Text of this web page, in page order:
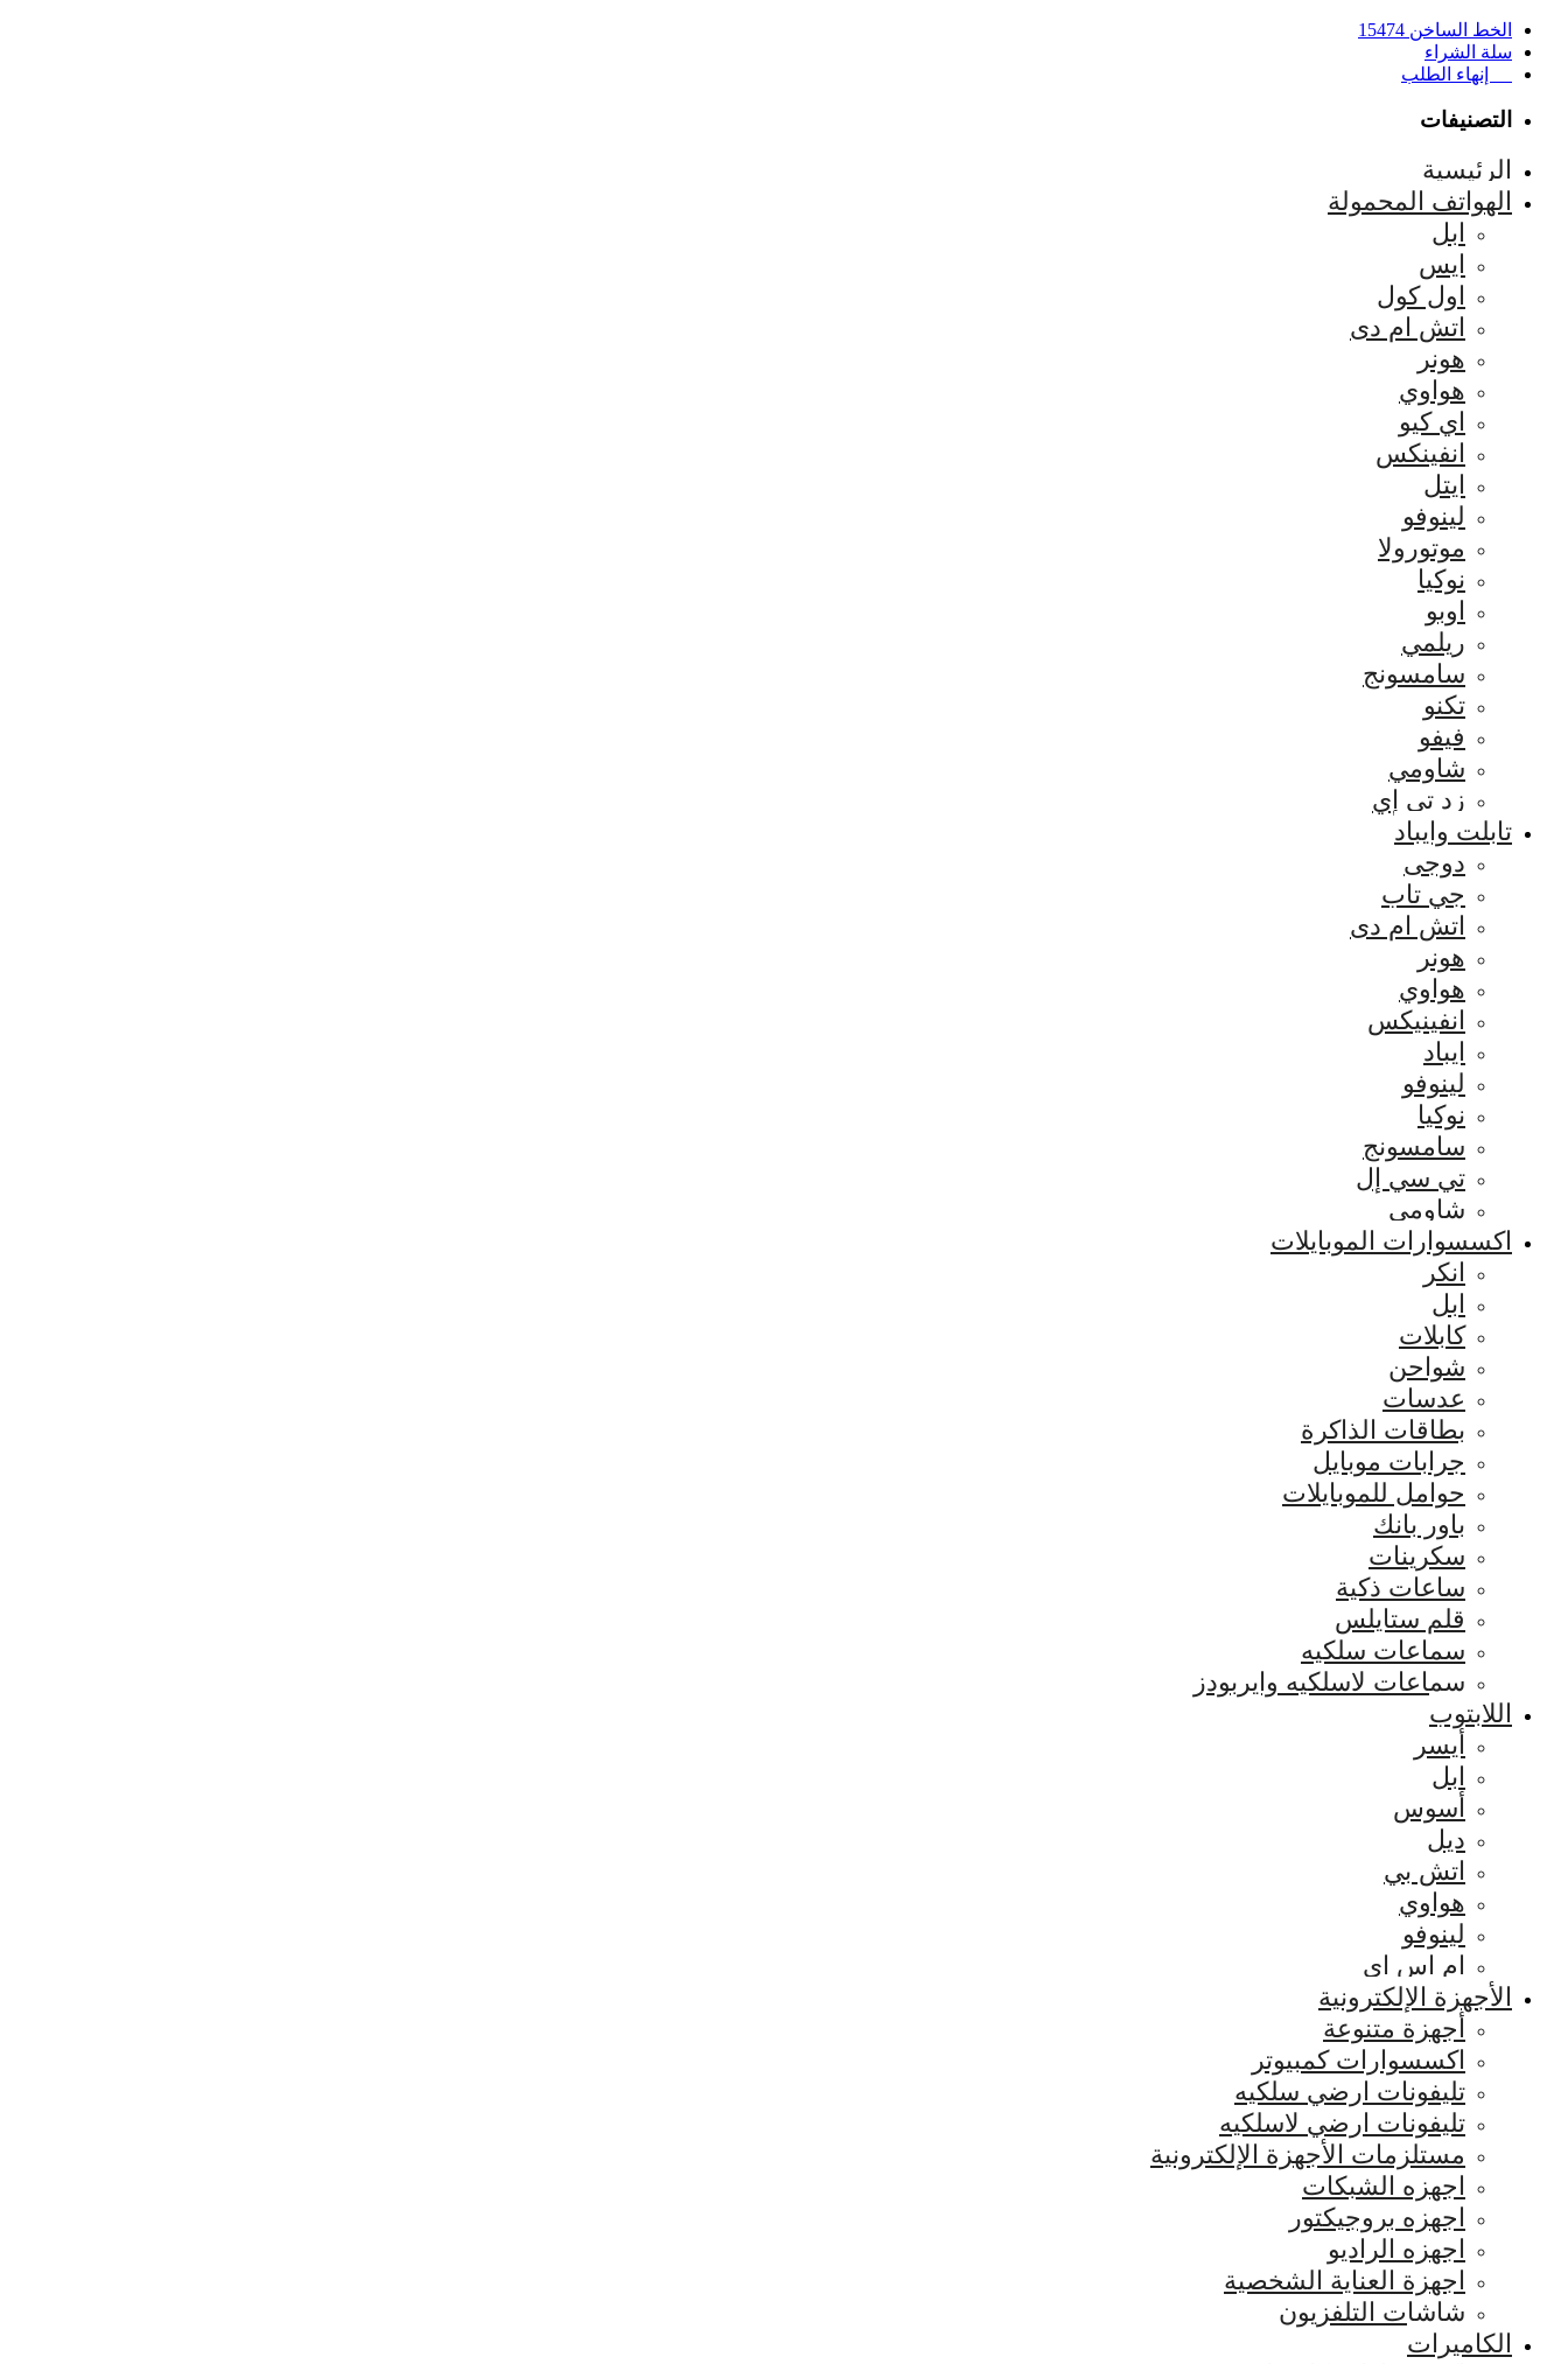
الخط الساخن 15474
سلة الشراء
إنهاء الطلب
التصنيفات
الرئيسية
الهواتف المحمولة
ابل
ايس
اول كول
اتش ام دى
هونر
هواوي
اي كيو
انفينكس
ايتل
لينوفو
موتورولا
نوكيا
اوبو
ريلمي
سامسونج
تكنو
فيفو
شاومي
زد تي إي
تابلت وايباد
دوجى
جي تاب
اتش ام دى
هونر
هواوي
انفينيكس
ايباد
لينوفو
نوكيا
سامسونج
تي سي إل
شاومي
اكسسوارات الموبايلات
انكر
ابل
كابلات
شواحن
عدسات
بطاقات الذاكرة
جرابات موبايل
حوامل للموبايلات
باور بانك
سكرينات
ساعات ذكية
قلم ستايلس
سماعات سلكيه
سماعات لاسلكيه وايربودز
اللابتوب
أيسر
ابل
أسوس
ديل
اتش بي
هواوي
لينوفو
ام اس اي
الأجهزة الإلكترونية
أجهزة متنوعة
اكسسوارات كمبيوتر
تليفونات ارضي سلكيه
تليفونات ارضي لاسلكيه
مستلزمات الأجهزة الإلكترونية
اجهزه الشبكات
اجهزه بروجيكتور
اجهزه الراديو
اجهزة العناية الشخصية
شاشات التلفزيون
الكاميرات